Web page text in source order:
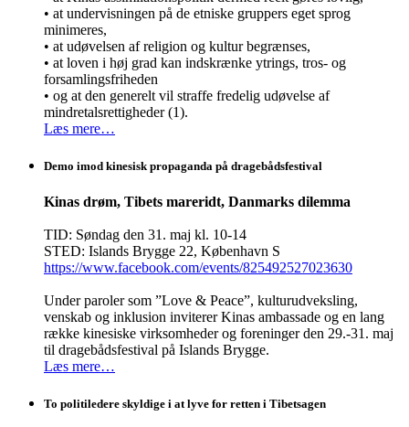
• at undervisningen på de etniske gruppers eget sprog
minimeres,
• at udøvelsen af religion og kultur begrænses,
• at loven i høj grad kan indskrænke ytrings, tros- og
forsamlingsfriheden
• og at den generelt vil straffe fredelig udøvelse af
mindretalsrettigheder (1).
Læs mere…
Demo imod kinesisk propaganda på dragebådsfestival
Kinas drøm, Tibets mareridt, Danmarks dilemma
TID: Søndag den 31. maj kl. 10-14
STED: Islands Brygge 22, København S
https://www.facebook.com/events/825492527023630
Under paroler som ”Love & Peace”, kulturudveksling,
venskab og inklusion inviterer Kinas ambassade og en lang
række kinesiske virksomheder og foreninger den 29.-31. maj
til dragebådsfestival på Islands Brygge.
Læs mere…
To politiledere skyldige i at lyve for retten i Tibetsagen